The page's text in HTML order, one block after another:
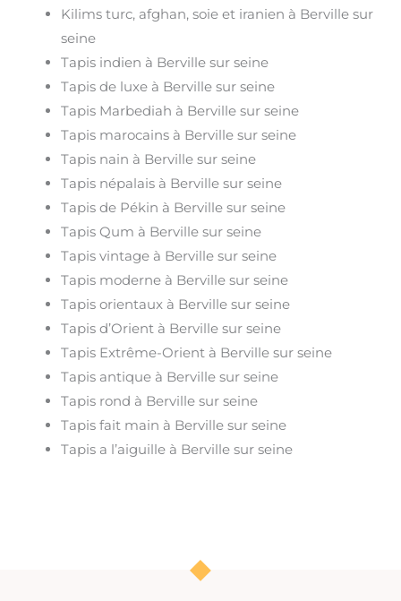
Kilims turc, afghan, soie et iranien à Berville sur
seine
Tapis indien à Berville sur seine
Tapis de luxe à Berville sur seine
Tapis Marbediah à Berville sur seine
Tapis marocains à Berville sur seine
Tapis nain à Berville sur seine
Tapis népalais à Berville sur seine
Tapis de Pékin à Berville sur seine
Tapis Qum à Berville sur seine
Tapis vintage à Berville sur seine
Tapis moderne à Berville sur seine
Tapis orientaux à Berville sur seine
Tapis d’Orient à Berville sur seine
Tapis Extrême-Orient à Berville sur seine
Tapis antique à Berville sur seine
Tapis rond à Berville sur seine
Tapis fait main à Berville sur seine
Tapis a l’aiguille à Berville sur seine